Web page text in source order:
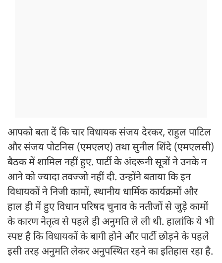
आपको बता दें कि चार विधायक संजय देरकर, राहुल पाटिल
और संजय पोटनिस (एमएलए) तथा सुनील शिंदे (एमएलसी)
बैठक में शामिल नहीं हुए. पार्टी के अंदरूनी सूत्रों ने उनके न
आने को ज्‍यादा तवज्जो नहीं दी. उन्होंने बताया कि इन
विधायकों ने निजी कामों, स्थानीय धार्मिक कार्यक्रमों और
हाल ही में हुए विधान परिषद चुनाव के नतीजों से जुड़े कामों
के कारण नेतृत्व से पहले ही अनुमति ले ली थी. हालांकि ये भी
स्पष्ट है कि विधायकों के बागी होने और पार्टी छोड़ने के पहले
इसी तरह अनुमति लेकर अनुपस्थित रहने का इतिहास रहा है.